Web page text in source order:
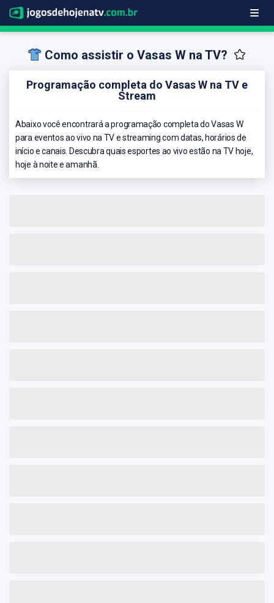
Como assistir o Vasas W na TV?
Programação completa do Vasas W na TV e
Stream
Abaixo você encontrará a programação completa do Vasas W
para eventos ao vivo na TV e streaming com datas, horários de
início e canais. Descubra quais esportes ao vivo estão na TV hoje,
hoje à noite e amanhã.